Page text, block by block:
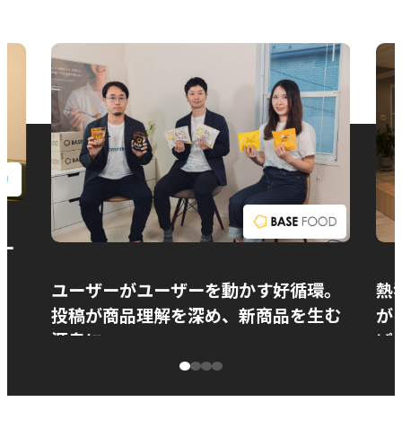
ユーザーがユーザーを動かす好循環。
投稿が商品理解を深め、新商品を生む
源泉に
熱
が
ぱ